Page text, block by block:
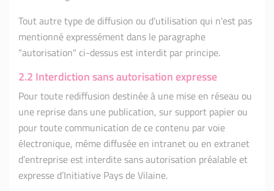
Tout autre type de diffusion ou d'utilisation qui n'est pas
mentionné expressément dans le paragraphe
"autorisation" ci-dessus est interdit par principe.
2.2 Interdiction sans autorisation expresse
Pour toute rediffusion destinée à une mise en réseau ou
une reprise dans une publication, sur support papier ou
pour toute communication de ce contenu par voie
électronique, même diffusée en intranet ou en extranet
d’entreprise est interdite sans autorisation préalable et
expresse d’Initiative Pays de Vilaine.